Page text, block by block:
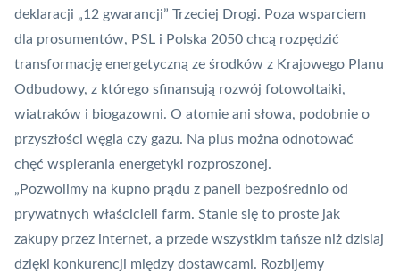
deklaracji „12 gwarancji” Trzeciej Drogi. Poza wsparciem
dla prosumentów, PSL i Polska 2050 chcą rozpędzić
transformację energetyczną ze środków z Krajowego Planu
Odbudowy, z którego sfinansują rozwój fotowoltaiki,
wiatraków i biogazowni. O atomie ani słowa, podobnie o
przyszłości węgla czy gazu. Na plus można odnotować
chęć wspierania energetyki rozproszonej.
„Pozwolimy na kupno prądu z paneli bezpośrednio od
prywatnych właścicieli farm. Stanie się to proste jak
zakupy przez internet, a przede wszystkim tańsze niż dzisiaj
dzięki konkurencji między dostawcami. Rozbijemy